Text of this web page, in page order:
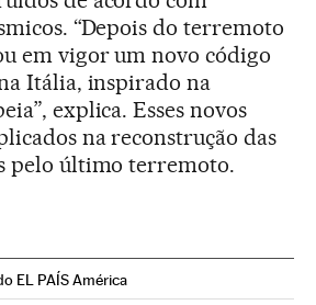
“Depois do terremoto
em vigor um novo código
Itália, inspirado na
explica. Esses novos
na reconstrução das
pelo último terremoto.
EL PAÍS América